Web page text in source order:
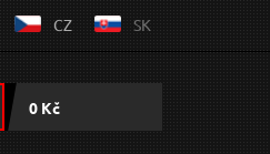
CZ SK
0 Kč